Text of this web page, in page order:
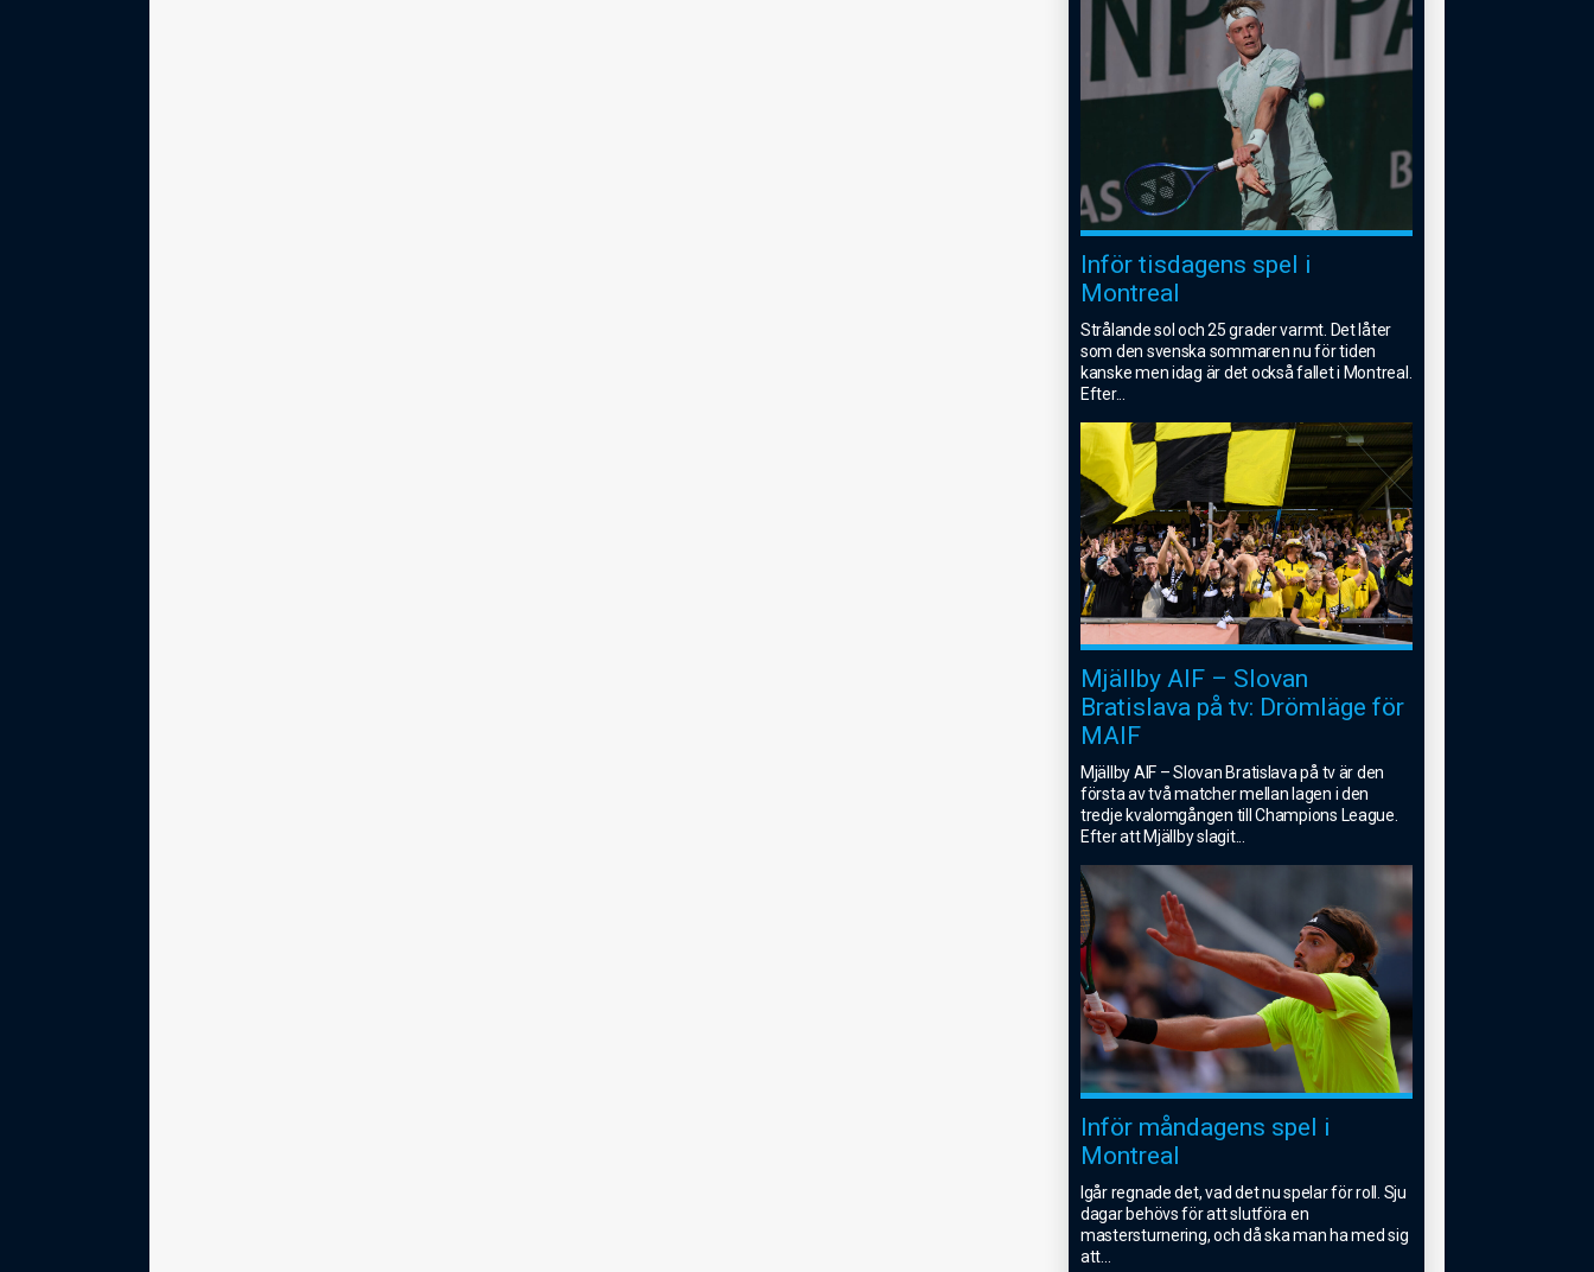
Inför tisdagens spel i
Montreal
Strålande sol och 25 grader varmt. Det låter
som den svenska sommaren nu för tiden
kanske men idag är det också fallet i Montreal.
Efter...
Mjällby AIF – Slovan
Bratislava på tv: Drömläge för
MAIF
Mjällby AIF – Slovan Bratislava på tv är den
första av två matcher mellan lagen i den
tredje kvalomgången till Champions League.
Efter att Mjällby slagit...
Inför måndagens spel i
Montreal
Igår regnade det, vad det nu spelar för roll. Sju
dagar behövs för att slutföra en
mastersturnering, och då ska man ha med sig
att